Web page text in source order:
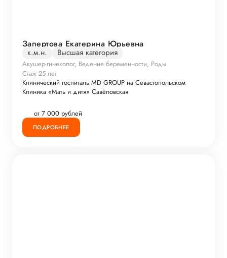
Запертова Екатерина Юрьевна
к.м.н. Высшая категория
Акушер-гинеколог, Ведение беременности, Роды
Стаж 25 лет
Клинический госпиталь MD GROUP на Севастопольском
Клиника «Мать и дитя» Савёловская
от 7 000 рублей
ПОДРОБНЕЕ